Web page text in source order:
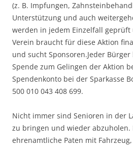
(z. B. Impfungen,
Unterstützung und auch
werden in jedem Einzelfall
Verein braucht für diese Aktion
und sucht Sponsoren.Jeder
Spende zum Gelingen der Aktion
Spendenkonto bei der Sparkasse
500 010 043 408 699.
Nicht immer sind Senioren in der
zu bringen und wieder
ehrenamtliche Paten mit